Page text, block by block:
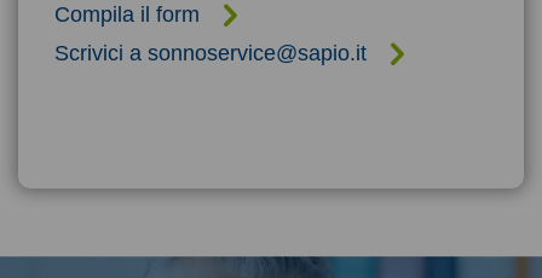
Compila il form
Scrivici a sonnoservice@sapio.it